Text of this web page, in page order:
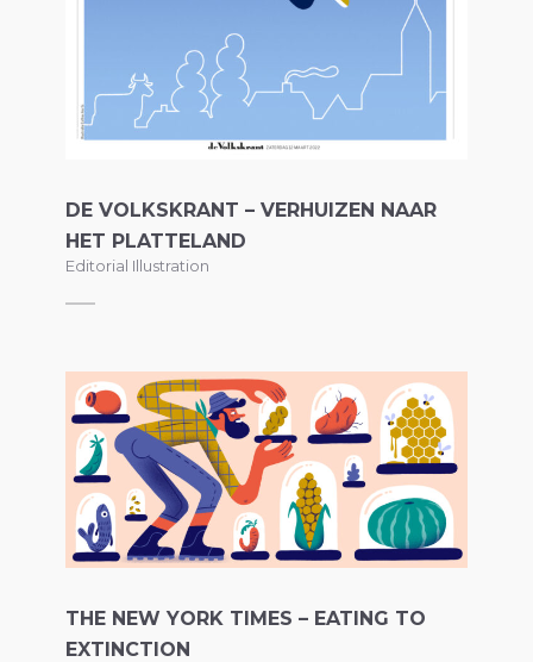
DE VOLKSKRANT – VERHUIZEN NAAR
HET PLATTELAND
Editorial Illustration
THE NEW YORK TIMES – EATING TO
EXTINCTION